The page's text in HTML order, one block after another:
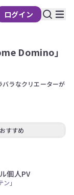
ログイン
Domino」
ラなクリエーターが
おすすめ
個人PV
」